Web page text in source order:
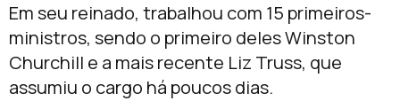
Em seu reinado, trabalhou com 15 primeiros-
ministros, sendo o primeiro deles Winston
Churchill e a mais recente Liz Truss, que
assumiu o cargo há poucos dias.